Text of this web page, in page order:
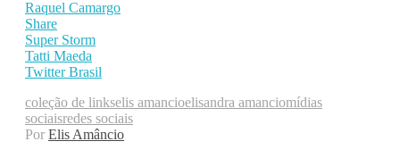
Raquel Camargo
Share
Super Storm
Tatti Maeda
Twitter Brasil
coleção de linkselis amancioelisandra amanciomídias
sociaisredes sociais
Por Elis Amâncio